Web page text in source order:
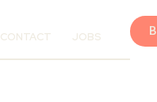
CONTACT JOBS